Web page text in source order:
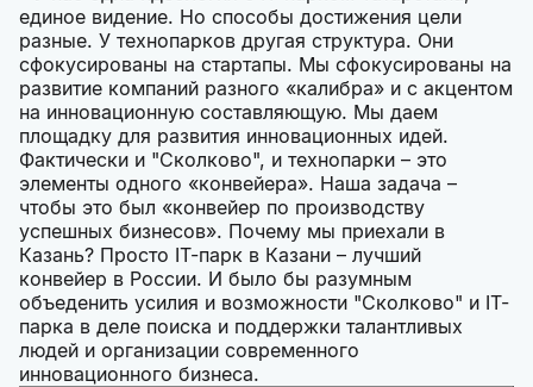
единое видение. Но способы достижения цели
разные. У технопарков другая структура. Они
сфокусированы на стартапы. Мы сфокусированы на
развитие компаний разного «калибра» и с акцентом
на инновационную составляющую. Мы даем
площадку для развития инновационных идей.
Фактически и "Сколково", и технопарки – это
элементы одного «конвейера». Наша задача –
чтобы это был «конвейер по производству
успешных бизнесов». Почему мы приехали в
Казань? Просто IТ-парк в Казани – лучший
конвейер в России. И было бы разумным
объеденить усилия и возможности "Сколково" и IТ-
парка в деле поиска и поддержки талантливых
людей и организации современного
инновационного бизнеса.